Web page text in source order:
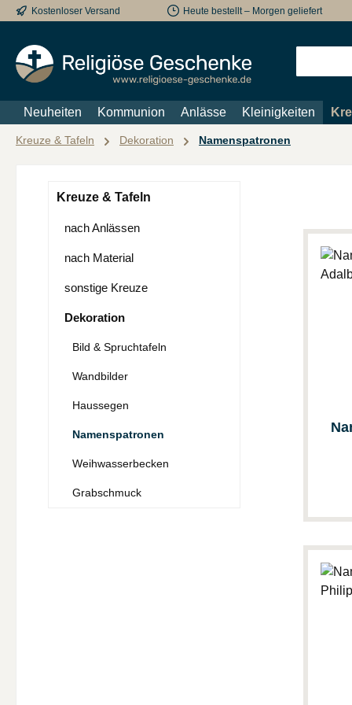
Hauptinhalt springen
Zur Suche springen
Zur Hauptnavigation springen
Kostenloser Versand Heute bestellt – Morgen geliefert
Neuheiten Kommunion Anlässe Kleinigkeiten
Kreuze & Tafeln Dekoration Namenspatronen
Kreuze & Tafeln
nach Anlässen
nach Material
sonstige Kreuze
Dekoration
Bild & Spruchtafeln
Wandbilder
Haussegen
Namenspatronen
Weihwasserbecken
Grabschmuck